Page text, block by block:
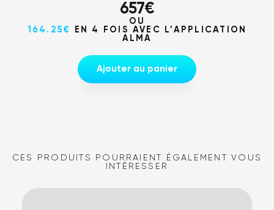
657€
OU
164.25€
EN 4 FOIS AVEC L’APPLICATION
ALMA
Ajouter au panier
CES PRODUITS POURRAIENT ÉGALEMENT VOUS
INTÉRESSER